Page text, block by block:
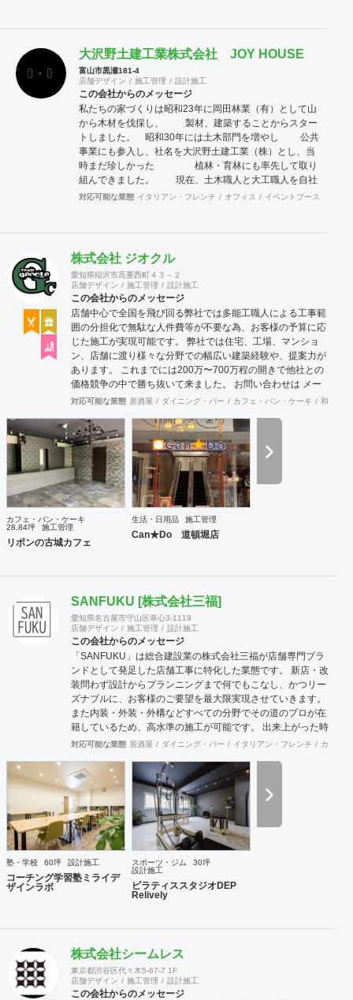
大沢野土建工業株式会社 JOY HOUSE
富山市黒瀬181-4
店舗デザイン
施工管理 設計施工
この会社からのメッセージ
私たちの家づくりは昭和23年に岡田林業（有）として山
から木材を伐採し、 製材、建築することからスター
トしました。 昭和30年には土木部門を増やし 公共
事業にも参入し、社名を大沢野土建工業（株）とし、当
時まだ珍しかった 植林・育林にも率先して取り
組んできました。 現在、土木職人と大工職人を自社
社員で抱え、住宅の地盤改良、基礎工事から 木工事
がいるので幅広い施主様の ご要望にお応えできま
す。
対応可能な業態 イタリアン・フレンチ オフィス イベントブース・ショ
株式会社 ジオクル
愛知県稲沢市高重西町４３－２
店舗デザイン
施工管理 設計施工
この会社からのメッセージ
店舗中心で全国を飛び回る弊社では多能工職人による工事範
囲の分担化で無駄な人件費等が不要な為、お客様の予算に応
じた施工が実現可能です。 弊社では住宅、工場、マンショ
ン、店舗に渡り様々な分野での幅広い建築経験や、提案力が
あります。 これまでには200万〜700万程の開きで他社との
価格競争の中で勝ち抜いて来ました。 お問い合わせは メー
ル（tenperhide31@icloud.com）からも承ります。 その他：
対応可能な業態 居酒屋 ダイニング・バー カフェ・パン・ケーキ 和食・
カフェ・パン・ケーキ
28.84坪
施工管理
リボンの古城カフェ
生活・日用品 施工管理
Can★Do 道頓堀店
SANFUKU [株式会社三福]
愛知県名古屋市守山区幸心3-1119
店舗デザイン
施工管理 設計施工
この会社からのメッセージ
「SANFUKU」は総合建設業の株式会社三福が店舗専門ブラ
ンドとして発足した店舗工事に特化した業態です。 新店・改
装問わず設計からプランニングまで何でもこなし、かつリー
ズナブルに、お客様のご要望を最大限実現させていきます。
また内装・外装・外構などすべての分野でその道のプロが在
籍しているため、高水準の施工が可能です。 出来上がった時
に綺麗なのは当たり前！腕の良さは年数が経てば経つほど実
コミニケーション力に優れています。 お客様が安心してオー
プンできるようきめ細やかな対応を心がけています。
対応可能な業態 居酒屋 ダイニング・バー イタリアン・フレンチ カフェ
塾・学校 60坪 設計施工
コーチング学習塾ミライデ
ザインラボ
スポーツ・ジム
30坪
設計施工
ピラティススタジオDEP
Relively
株式会社シームレス
東京都渋谷区代々木5-67-7 1F
店舗デザイン
施工管理 設計施工
この会社からのメッセージ